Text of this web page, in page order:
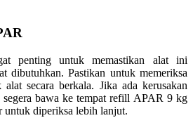
penting untuk memastikan alat ini
dibutuhkan. Pastikan untuk memeriksa
secara berkala. Jika ada kerusakan
segera bawa ke tempat refill APAR 9 kg
untuk diperiksa lebih lanjut.